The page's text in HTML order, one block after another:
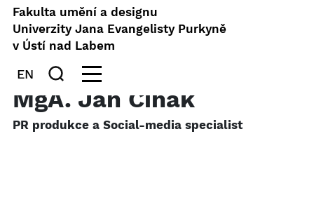
Fakulta umění a designu
Univerzity Jana Evangelisty Purkyně
v Ústí nad Labem
EN
MgA. Jan Čihák
PR produkce a Social-media specialist